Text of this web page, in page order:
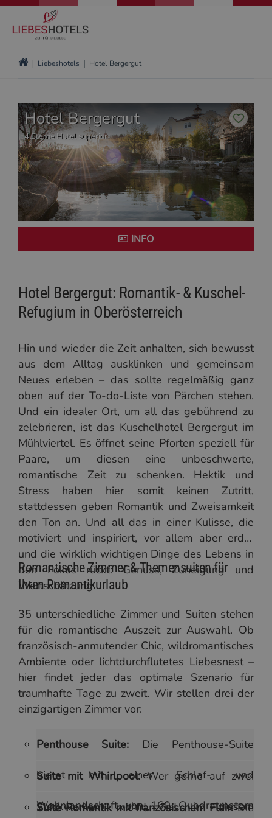
Liebeshotels Hotel Bergergut
Hotel Bergergut
4 Sterne Hotel superior
INFO
Hotel Bergergut: Romantik- & Kuschel-
Refugium in Oberösterreich
Hin und wieder die Zeit anhalten, sich bewusst
aus dem Alltag ausklinken und gemeinsam
Neues erleben – das sollte regelmäßig ganz
oben auf der To-do-Liste von Pärchen stehen.
Und ein idealer Ort, um all das gebührend zu
zelebrieren, ist das Kuschelhotel Bergergut im
Mühlviertel. Es öffnet seine Pforten speziell für
Paare, um diesen eine unbeschwerte,
romantische Zeit zu schenken. Hektik und
Stress haben hier somit keinen Zutritt,
stattdessen geben Romantik und Zweisamkeit
den Ton an. Und all das in einer Kulisse, die
motiviert und inspiriert, vor allem aber erdet
und die wirklich wichtigen Dinge des Lebens in
den Fokus rückt: Genuss, Zuneigung und
Wertschätzung.
Romantische Zimmer & Themensuiten für
Ihren Romantikurlaub
35 unterschiedliche Zimmer und Suiten stehen
für die romantische Auszeit zur Auswahl. Ob
französisch-anmutender Chic, wildromantisches
Ambiente oder lichtdurchflutetes Liebesnest –
hier findet jeder das optimale Szenario für
traumhafte Tage zu zweit. Wir stellen drei der
einzigartigen Zimmer vor:
Penthouse Suite: Die Penthouse-Suite
bietet mit einer Schlaf- und
Wohnlandschaft von 160 Quadratmetern
Suite mit Whirlpool:Wer gerne auf zwei
Stockwerken wohnt, ist in diesem
Suite Romantik mit französischem Flair:Die